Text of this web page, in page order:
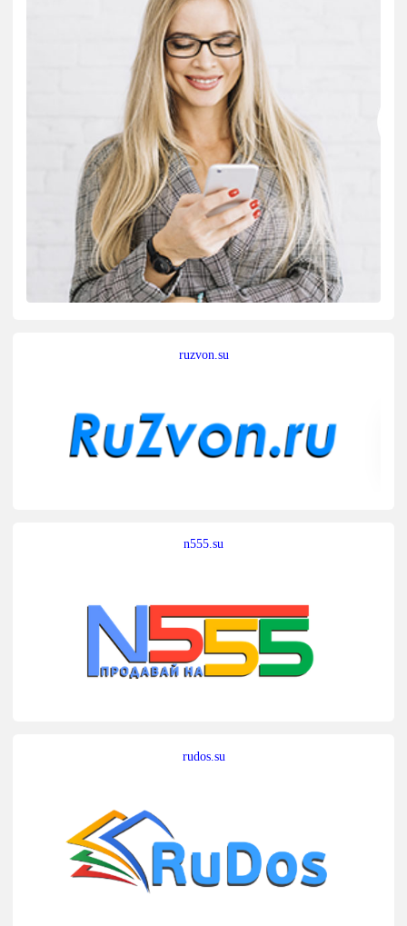
ruzvon.su
n555.su
rudos.su